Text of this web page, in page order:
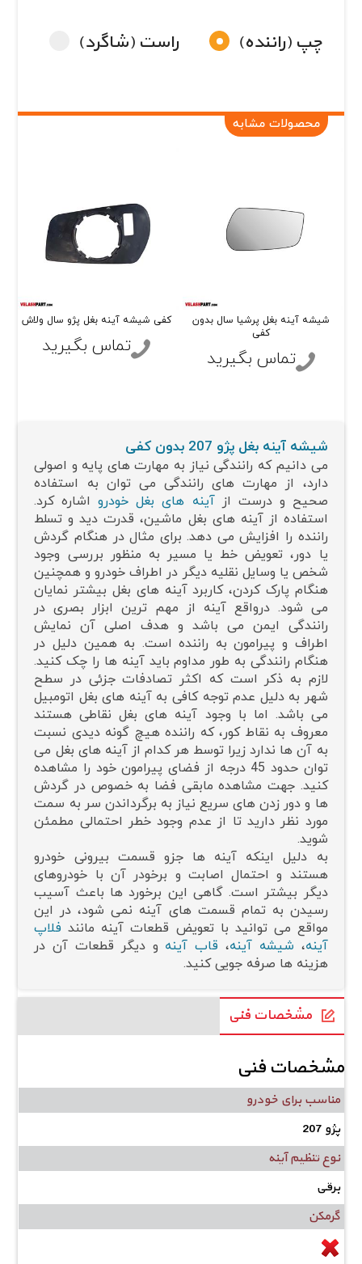
چپ (راننده) راست (شاگرد)
محصولات مشابه
شیشه آینه بغل پرشیا سال بدون
کفی
تماس بگیرید
کفی شیشه آینه بغل پژو سال ولاش
تماس بگیرید
شیشه آینه بغل پژو 207 بدون کفی
می دانیم که رانندگی نیاز به مهارت های پایه و اصولی
دارد، از مهارت های رانندگی می توان به استفاده
صحیح و درست ازآینه های بغل خودرواشاره کرد.
استفاده از آینه های بغل ماشین، قدرت دید و تسلط
راننده را افزایش می دهد. برای مثال در هنگام گردش
یا دور، تعویض خط یا مسیر به منظور بررسی وجود
شخص یا وسایل نقلیه دیگر در اطراف خودرو و همچنین
هنگام پارک کردن، کاربرد آینه های بغل بیشتر نمایان
می شود. درواقع آینه از مهم ترین ابزار بصری در
رانندگی ایمن می باشد و هدف اصلی آن نمایش
اطراف و پیرامون به راننده است. به همین دلیل در
هنگام رانندگی به طور مداوم باید آینه ها را چک کنید.
لازم به ذکر است که اکثر تصادفات جزئی در سطح
شهر به دلیل عدم توجه کافی به آینه های بغل اتومبیل
می باشد. اما با وجود آینه های بغل نقاطی هستند
معروف به نقاط کور، که راننده هیچ گونه دیدی نسبت
به آن ها ندارد زیرا توسط هر کدام از آینه های بغل می
توان حدود 45 درجه از فضای پیرامون خود را مشاهده
کنید. جهت مشاهده مابقی فضا به خصوص در گردش
ها و دور زدن های سریع نیاز به برگرداندن سر به سمت
مورد نظر دارید تا از عدم وجود خطر احتمالی مطمئن
شوید.
به دلیل اینکه آینه ها جزو قسمت بیرونی خودرو
هستند و احتمال اصابت و برخودر آن با خودروهای
دیگر بیشتر است. گاهی این برخورد ها باعث آسیب
رسیدن به تمام قسمت های آینه نمی شود، در این
مواقع می توانید با تعویض قطعات آینه مانند فلاپ
آینه، شیشه آینه، قاب آینه و دیگر قطعات آن در
هزینه ها صرفه جویی کنید.
مشخصات فنی
مشخصات فنی
مناسب برای خودرو
پژو 207
نوع تنظیم آینه
برقی
گرمکن